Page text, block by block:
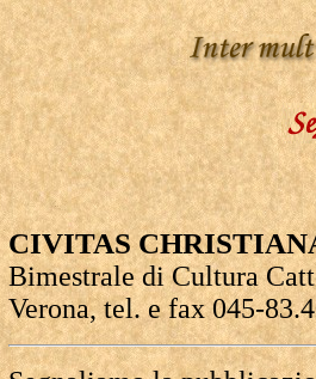
CIVITAS
Bimestrale di Cultura
Verona, tel. e fax 045-